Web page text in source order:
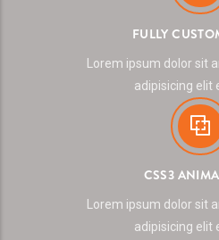
FULLY
Lorem ipsum dolor sit
adipisicing elit
CSS3
Lorem ipsum dolor sit
adipisicing elit